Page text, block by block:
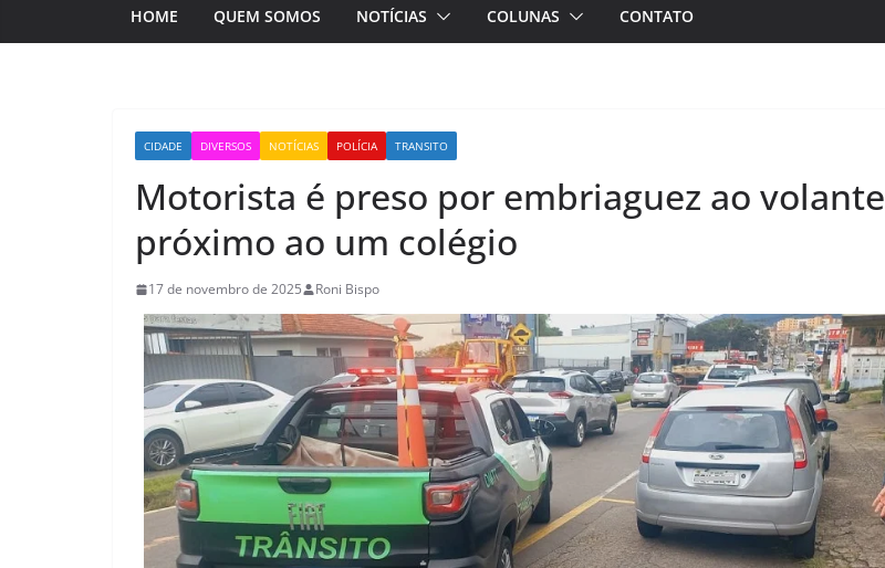
HOME QUEM SOMOS NOTÍCIAS COLUNAS CONTATO
CIDADE DIVERSOS NOTÍCIAS POLÍCIA TRANSITO
Motorista é preso por embriaguez ao volante
próximo ao um colégio
17 de novembro de 2025 Roni Bispo